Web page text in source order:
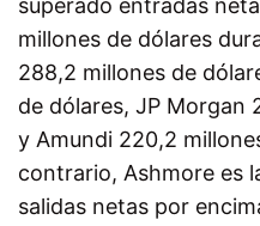
superado entradas
millones de dólares
288,2 millones de
de dólares, JP Morgan
y Amundi 220,2
contrario, Ashmore es
salidas netas por